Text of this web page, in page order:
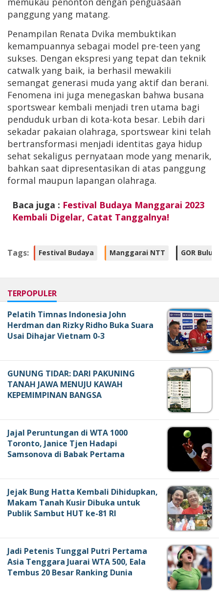
panggung yang matang.
​Penampilan Renata Dvika membuktikan
kemampuannya sebagai model pre-teen yang
sukses. Dengan ekspresi yang tepat dan teknik
catwalk yang baik, ia berhasil mewakili
semangat generasi muda yang aktif dan berani.
​Fenomena ini juga menegaskan bahwa busana
sportswear kembali menjadi tren utama bagi
penduduk urban di kota-kota besar. Lebih dari
sekadar pakaian olahraga, sportswear kini telah
bertransformasi menjadi identitas gaya hidup
sehat sekaligus pernyataan mode yang menarik,
bahkan saat dipresentasikan di atas panggung
formal maupun lapangan olahraga.
Baca juga : Festival Budaya Manggarai 2023
Kembali Digelar, Catat Tanggalnya!
Tags: Festival Budaya Manggarai NTT GOR
TERPOPULER
Pelatih Timnas Indonesia John
Herdman dan Rizky Ridho Buka Suara
Usai Dihajar Vietnam 0-3
GUNUNG TIDAR: DARI PAKUNING
TANAH JAWA MENUJU KAWAH
KEPEMIMPINAN BANGSA
Jajal Peruntungan di WTA 1000
Toronto, Janice Tjen Hadapi
Samsonova di Babak Pertama
Jejak Bung Hatta Kembali Dihidupkan,
Makam Tanah Kusir Dibuka untuk
Publik Sambut HUT ke-81 RI
Jadi Petenis Tunggal Putri Pertama
Asia Tenggara Juarai WTA 500, Eala
Tembus 20 Besar Ranking Dunia